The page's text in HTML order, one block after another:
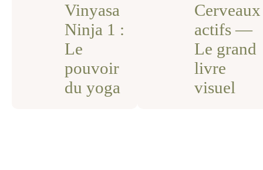
Vinyasa
Ninja 1 :
Le
pouvoir
du yoga
Cerveaux
actifs —
Le grand
livre
visuel